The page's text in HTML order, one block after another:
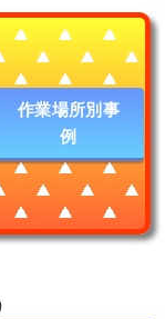
作業場所別事
例